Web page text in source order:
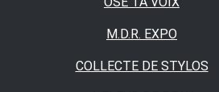
M.D.R. EXPO
COLLECTE DE STYLOS